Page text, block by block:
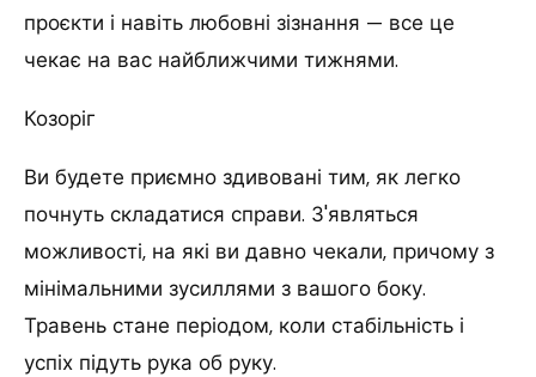
проєкти і навіть любовні зізнання — все це
чекає на вас найближчими тижнями.
Козоріг
Ви будете приємно здивовані тим, як легко
почнуть складатися справи. З'являться
можливості, на які ви давно чекали, причому з
мінімальними зусиллями з вашого боку.
Травень стане періодом, коли стабільність і
успіх підуть рука об руку.